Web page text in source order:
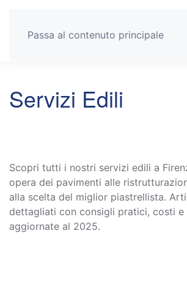
Passa al contenuto principale
Servizi Edili
Scopri tutti i nostri servizi edili a
opera dei pavimenti alle
alla scelta del miglior piastrellista.
dettagliati con consigli pratici, costi e
aggiornate al 2025.